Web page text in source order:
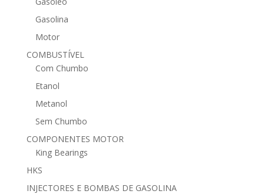
Gasolina
Motor
COMBUSTÍVEL
Com Chumbo
Etanol
Metanol
Sem Chumbo
COMPONENTES MOTOR
King Bearings
HKS
INJECTORES E BOMBAS DE GASOLINA